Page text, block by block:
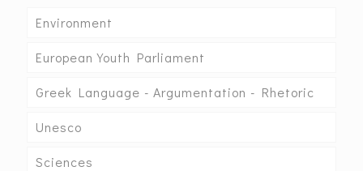
Environment
European Youth Parliament
Greek Language - Argumentation - Rhetoric
Unesco
Sciences